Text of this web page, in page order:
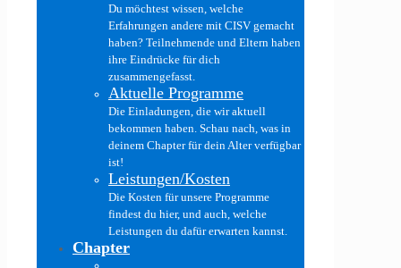
Du möchtest wissen, welche
Erfahrungen andere mit CISV gemacht
haben? Teilnehmende und Eltern haben
ihre Eindrücke für dich
zusammengefasst.
Aktuelle Programme
Die Einladungen, die wir aktuell
bekommen haben. Schau nach, was in
deinem Chapter für dein Alter verfügbar
ist!
Leistungen/Kosten
Die Kosten für unsere Programme
findest du hier, und auch, welche
Leistungen du dafür erwarten kannst.
Chapter